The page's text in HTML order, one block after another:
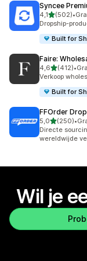
Syncee
4,1van 5
(502)
502 recensies
•
Dropship-
Built for
Faire:
4,6van 5
(412)
412 recensies
•
Verkoop
Built for
FFOrder
5,0van 5
(250)
250 recensies
•
Directe
wereldwijde
Wil je